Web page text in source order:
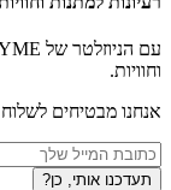
וחוויות.
אנחנו מבטיחים
תעדכנו אותי, כן?